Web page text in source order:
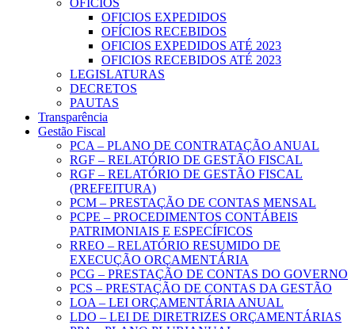
OFICIOS
OFICIOS EXPEDIDOS
OFÍCIOS RECEBIDOS
OFICIOS EXPEDIDOS ATÉ 2023
OFICIOS RECEBIDOS ATÉ 2023
LEGISLATURAS
DECRETOS
PAUTAS
Transparência
Gestão Fiscal
PCA – PLANO DE CONTRATAÇÃO ANUAL
RGF – RELATÓRIO DE GESTÃO FISCAL
RGF – RELATÓRIO DE GESTÃO FISCAL
(PREFEITURA)
PCM – PRESTAÇÃO DE CONTAS MENSAL
PCPE – PROCEDIMENTOS CONTÁBEIS
PATRIMONIAIS E ESPECÍFICOS
RREO – RELATÓRIO RESUMIDO DE
EXECUÇÃO ORÇAMENTÁRIA
PCG – PRESTAÇÃO DE CONTAS DO GOVERNO
PCS – PRESTAÇÃO DE CONTAS DA GESTÃO
LOA – LEI ORÇAMENTÁRIA ANUAL
LDO – LEI DE DIRETRIZES ORÇAMENTÁRIAS